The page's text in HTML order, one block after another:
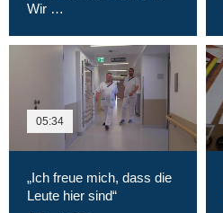
Wir …
05:34
„Ich freue mich, dass die
Leute hier sind“